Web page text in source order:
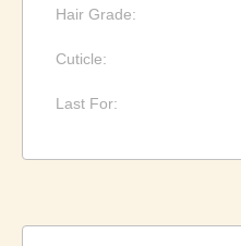
Hair Grade:
Cuticle:
Last For: